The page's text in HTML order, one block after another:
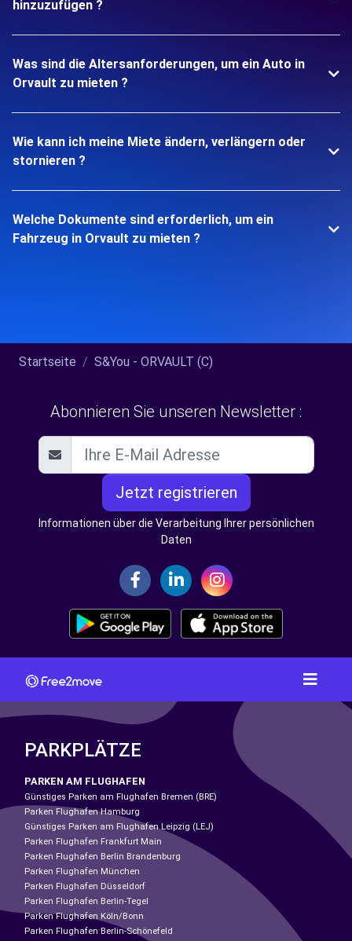
hinzuzufügen ?
Was sind die Altersanforderungen, um ein Auto in
Orvault zu mieten ?
Wie kann ich meine Miete ändern, verlängern oder
stornieren ?
Welche Dokumente sind erforderlich, um ein
Fahrzeug in Orvault zu mieten ?
Startseite S&You - ORVAULT (C)
Abonnieren Sie unseren Newsletter :
Jetzt registrieren
Informationen über die Verarbeitung Ihrer persönlichen
Daten
PARKPLÄTZE
PARKEN AM FLUGHAFEN
Günstiges Parken am Flughafen Bremen (BRE)
Parken Flughafen Hamburg
Günstiges Parken am Flughafen Leipzig (LEJ)
Parken Flughafen Frankfurt Main
Parken Flughafen Berlin Brandenburg
Parken Flughafen München
Parken Flughafen Düsseldorf
Parken Flughafen Berlin-Tegel
Parken Flughafen Köln/Bonn
Parken Flughafen Berlin-Schönefeld